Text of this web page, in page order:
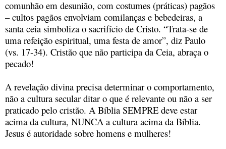
comunhão em desunião, com costumes (práticas) pagãos
– cultos pagãos envolviam comilanças e bebedeiras, a
santa ceia simboliza o sacrifício de Cristo. “Trata-se de
uma refeição espiritual, uma festa de amor”, diz Paulo
(vs. 17-34). Cristão que não participa da Ceia, abraça o
pecado!
A revelação divina precisa determinar o comportamento,
não a cultura secular ditar o que é relevante ou não a ser
praticado pelo cristão. A Bíblia SEMPRE deve estar
acima da cultura, NUNCA a cultura acima da Bíblia.
Jesus é autoridade sobre homens e mulheres!